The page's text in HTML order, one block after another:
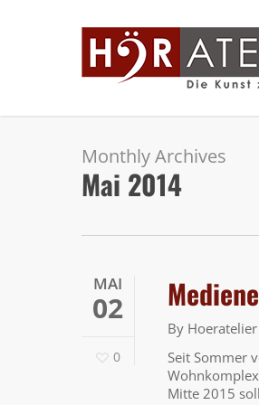
Monthly Archives
Mai 2014
MAI
02
0
By Hoeratelier
Seit Sommer
Mitte 2015